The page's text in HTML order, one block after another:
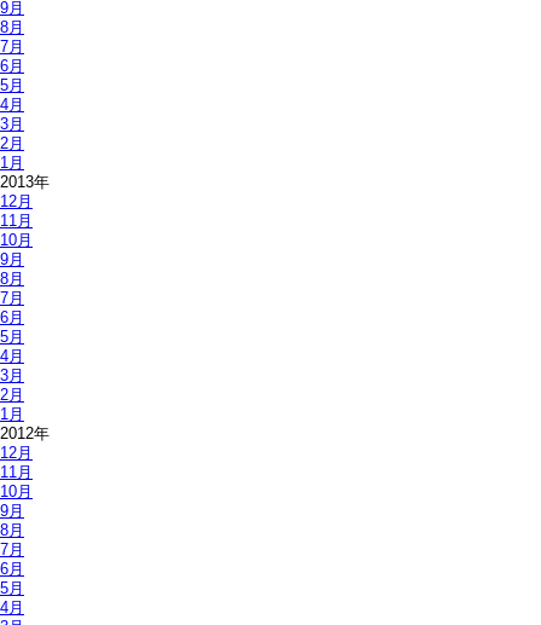
9月
8月
7月
6月
5月
4月
3月
2月
1月
2013年
12月
11月
10月
9月
8月
7月
6月
5月
4月
3月
2月
1月
2012年
12月
11月
10月
9月
8月
7月
6月
5月
4月